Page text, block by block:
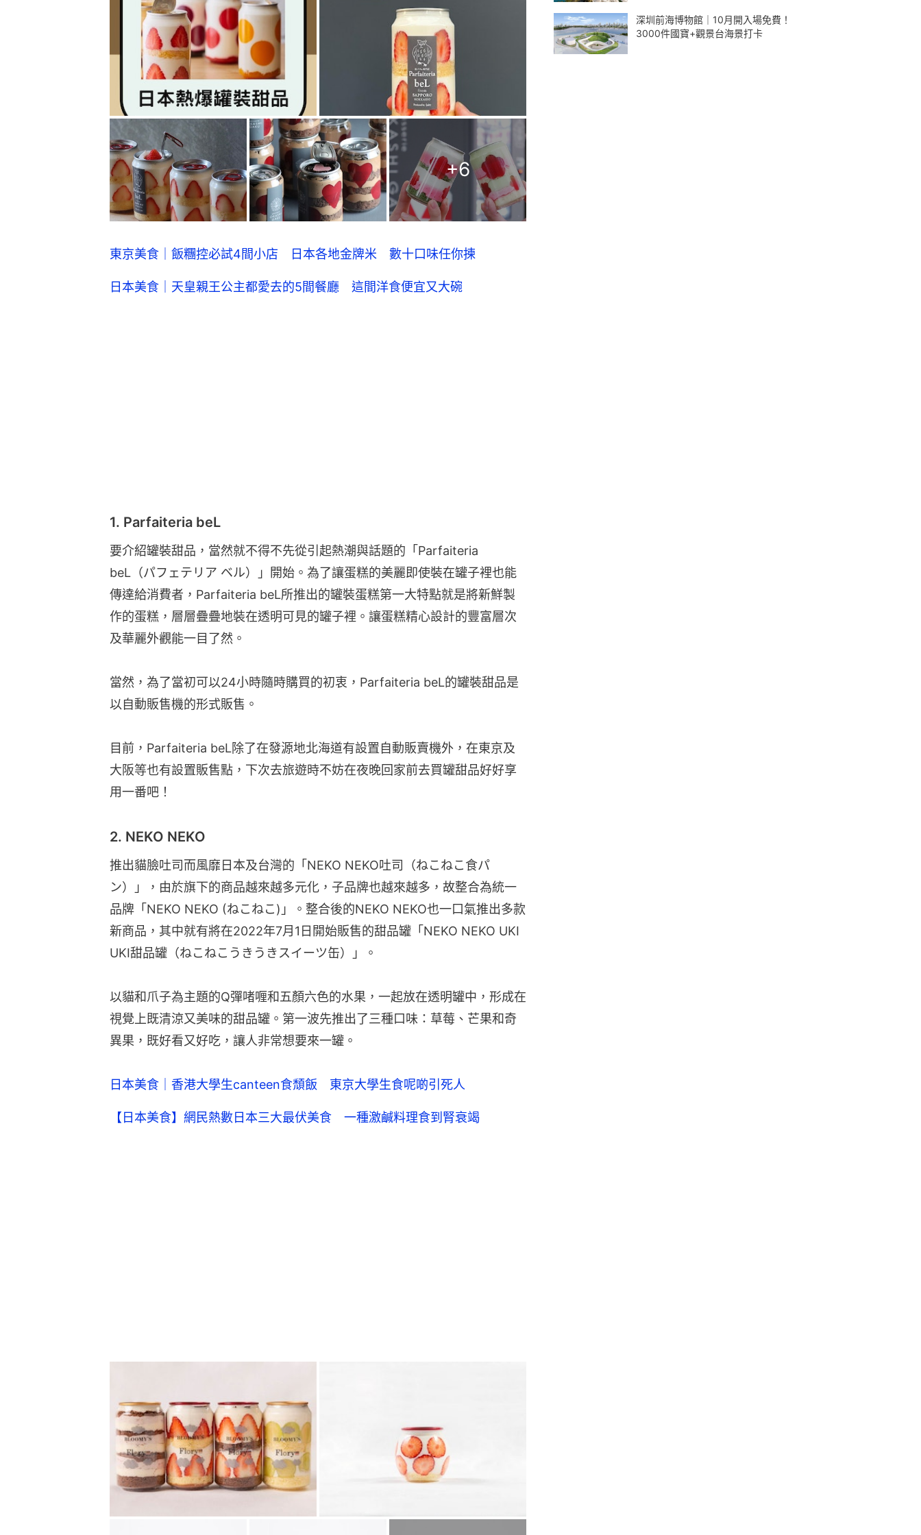
+6
東京美食｜飯糰控必試4間小店 日本各地金牌米 數十口味任你揀
日本美食｜天皇親王公主都愛去的5間餐廳 這間洋食便宜又大碗
1. Parfaiteria beL
要介紹罐裝甜品，當然就不得不先從引起熱潮與話題的「Parfaiteria
beL（パフェテリア ベル）」開始。為了讓蛋糕的美麗即使裝在罐子裡也能
傳達給消費者，Parfaiteria beL所推出的罐裝蛋糕第一大特點就是將新鮮製
作的蛋糕，層層疊疊地裝在透明可見的罐子裡。讓蛋糕精心設計的豐富層次
及華麗外觀能一目了然。
當然，為了當初可以24小時隨時購買的初衷，Parfaiteria beL的罐裝甜品是
以自動販售機的形式販售。
目前，Parfaiteria beL除了在發源地北海道有設置自動販賣機外，在東京及
大阪等也有設置販售點，下次去旅遊時不妨在夜晚回家前去買罐甜品好好享
用一番吧！
2. NEKO NEKO
推出貓臉吐司而風靡日本及台灣的「NEKO NEKO吐司（ねこねこ食パ
ン）」，由於旗下的商品越來越多元化，子品牌也越來越多，故整合為統一
品牌「NEKO NEKO (ねこねこ)」。整合後的NEKO NEKO也一口氣推出多款
新商品，其中就有將在2022年7月1日開始販售的甜品罐「NEKO NEKO UKI
UKI甜品罐（ねこねこうきうきスイーツ缶）」。
以貓和爪子為主題的Q彈啫喱和五顏六色的水果，一起放在透明罐中，形成在
視覺上既清涼又美味的甜品罐。第一波先推出了三種口味：草莓、芒果和奇
異果，既好看又好吃，讓人非常想要來一罐。
日本美食｜香港大學生canteen食頹飯 東京大學生食呢啲引死人
【日本美食】網民熱數日本三大最伏美食 一種激鹹料理食到腎衰竭
深圳前海博物館｜10月開入場免費！
3000件國寶+觀景台海景打卡